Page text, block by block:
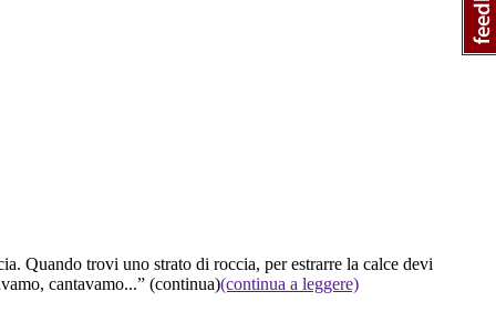
Quando trovi uno strato di roccia, per estrarre la calce devi
cantavamo...” (continua)(continua a leggere)